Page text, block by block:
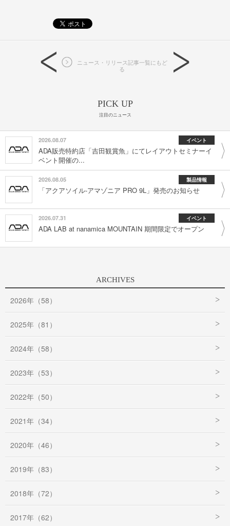
ニュース・リリース記事一覧にもど
る
PICK UP
注目のニュース
2026.08.07 イベント
ADA販売特約店「吉田観賞魚」にてレイアウトセミナーイ
ベント開催の...
2026.08.05 製品情報
「アクアソイル-アマゾニア PRO 9L」発売のお知らせ
2026.07.31 イベント
ADA LAB at nanamica MOUNTAIN 期間限定でオープン
ARCHIVES
2026年（58）
2025年（81）
2024年（58）
2023年（53）
2022年（50）
2021年（34）
2020年（46）
2019年（83）
2018年（72）
2017年（62）